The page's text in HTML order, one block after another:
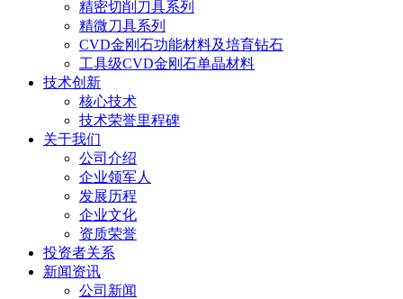
精密切削刀具系列
精微刀具系列
CVD金刚石功能材料及培育钻石
工具级CVD金刚石单晶材料
技术创新
核心技术
技术荣誉里程碑
关于我们
公司介绍
企业领军人
发展历程
企业文化
资质荣誉
投资者关系
新闻资讯
公司新闻